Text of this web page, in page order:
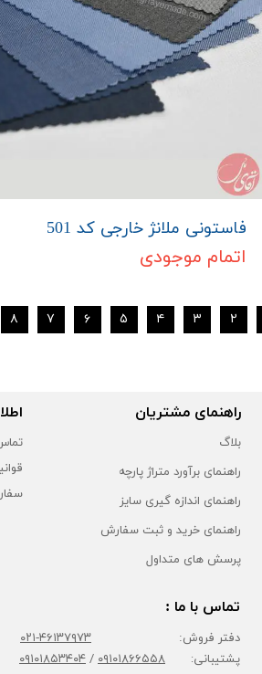
فاستونی ملانژ خارجی کد 501
اتمام موجودی
۲ ۳ ۴ ۵ ۶ ۷ ۸
راهنمای مشتریان
بلاگ
راهنمای برآورد متراژ پارچه
راهنمای اندازه گیری سایز
راهنمای خرید و ثبت سفارش
پرسش های متداول
تماس با ما :
دفتر فروش: ۴۶۱۳۷۹۷۳-۰۲۱
پشتیبانی: ۰۹۱۰۱۸۶۶۵۵۸/۰۹۱۰۱۸۵۳۴۰۴